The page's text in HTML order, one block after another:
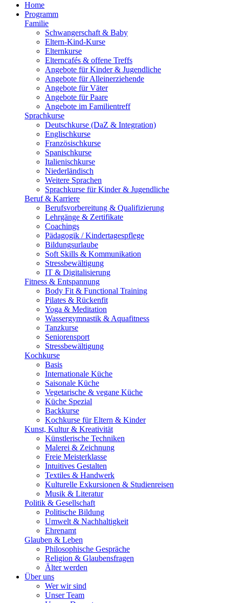
Home
Programm
Familie
Schwangerschaft & Baby
Eltern-Kind-Kurse
Elternkurse
Elterncafés & offene Treffs
Angebote für Kinder & Jugendliche
Angebote für Alleinerziehende
Angebote für Väter
Angebote für Paare
Angebote im Familientreff
Sprachkurse
Deutschkurse (DaZ & Integration)
Englischkurse
Französischkurse
Spanischkurse
Italienischkurse
Niederländisch
Weitere Sprachen
Sprachkurse für Kinder & Jugendliche
Beruf & Karriere
Berufsvorbereitung & Qualifizierung
Lehrgänge & Zertifikate
Coachings
Pädagogik / Kindertagespflege
Bildungsurlaube
Soft Skills & Kommunikation
Stressbewältigung
IT & Digitalisierung
Fitness & Entspannung
Body Fit & Functional Training
Pilates & Rückenfit
Yoga & Meditation
Wassergymnastik & Aquafitness
Tanzkurse
Seniorensport
Stressbewältigung
Kochkurse
Basis
Internationale Küche
Saisonale Küche
Vegetarische & vegane Küche
Küche Spezial
Backkurse
Kochkurse für Eltern & Kinder
Kunst, Kultur & Kreativität
Künstlerische Techniken
Malerei & Zeichnung
Freie Meisterklasse
Intuitives Gestalten
Textiles & Handwerk
Kulturelle Exkursionen & Studienreisen
Musik & Literatur
Politik & Gesellschaft
Politische Bildung
Umwelt & Nachhaltigkeit
Ehrenamt
Glauben & Leben
Philosophische Gespräche
Religion & Glaubensfragen
Älter werden
Über uns
Wer wir sind
Unser Team